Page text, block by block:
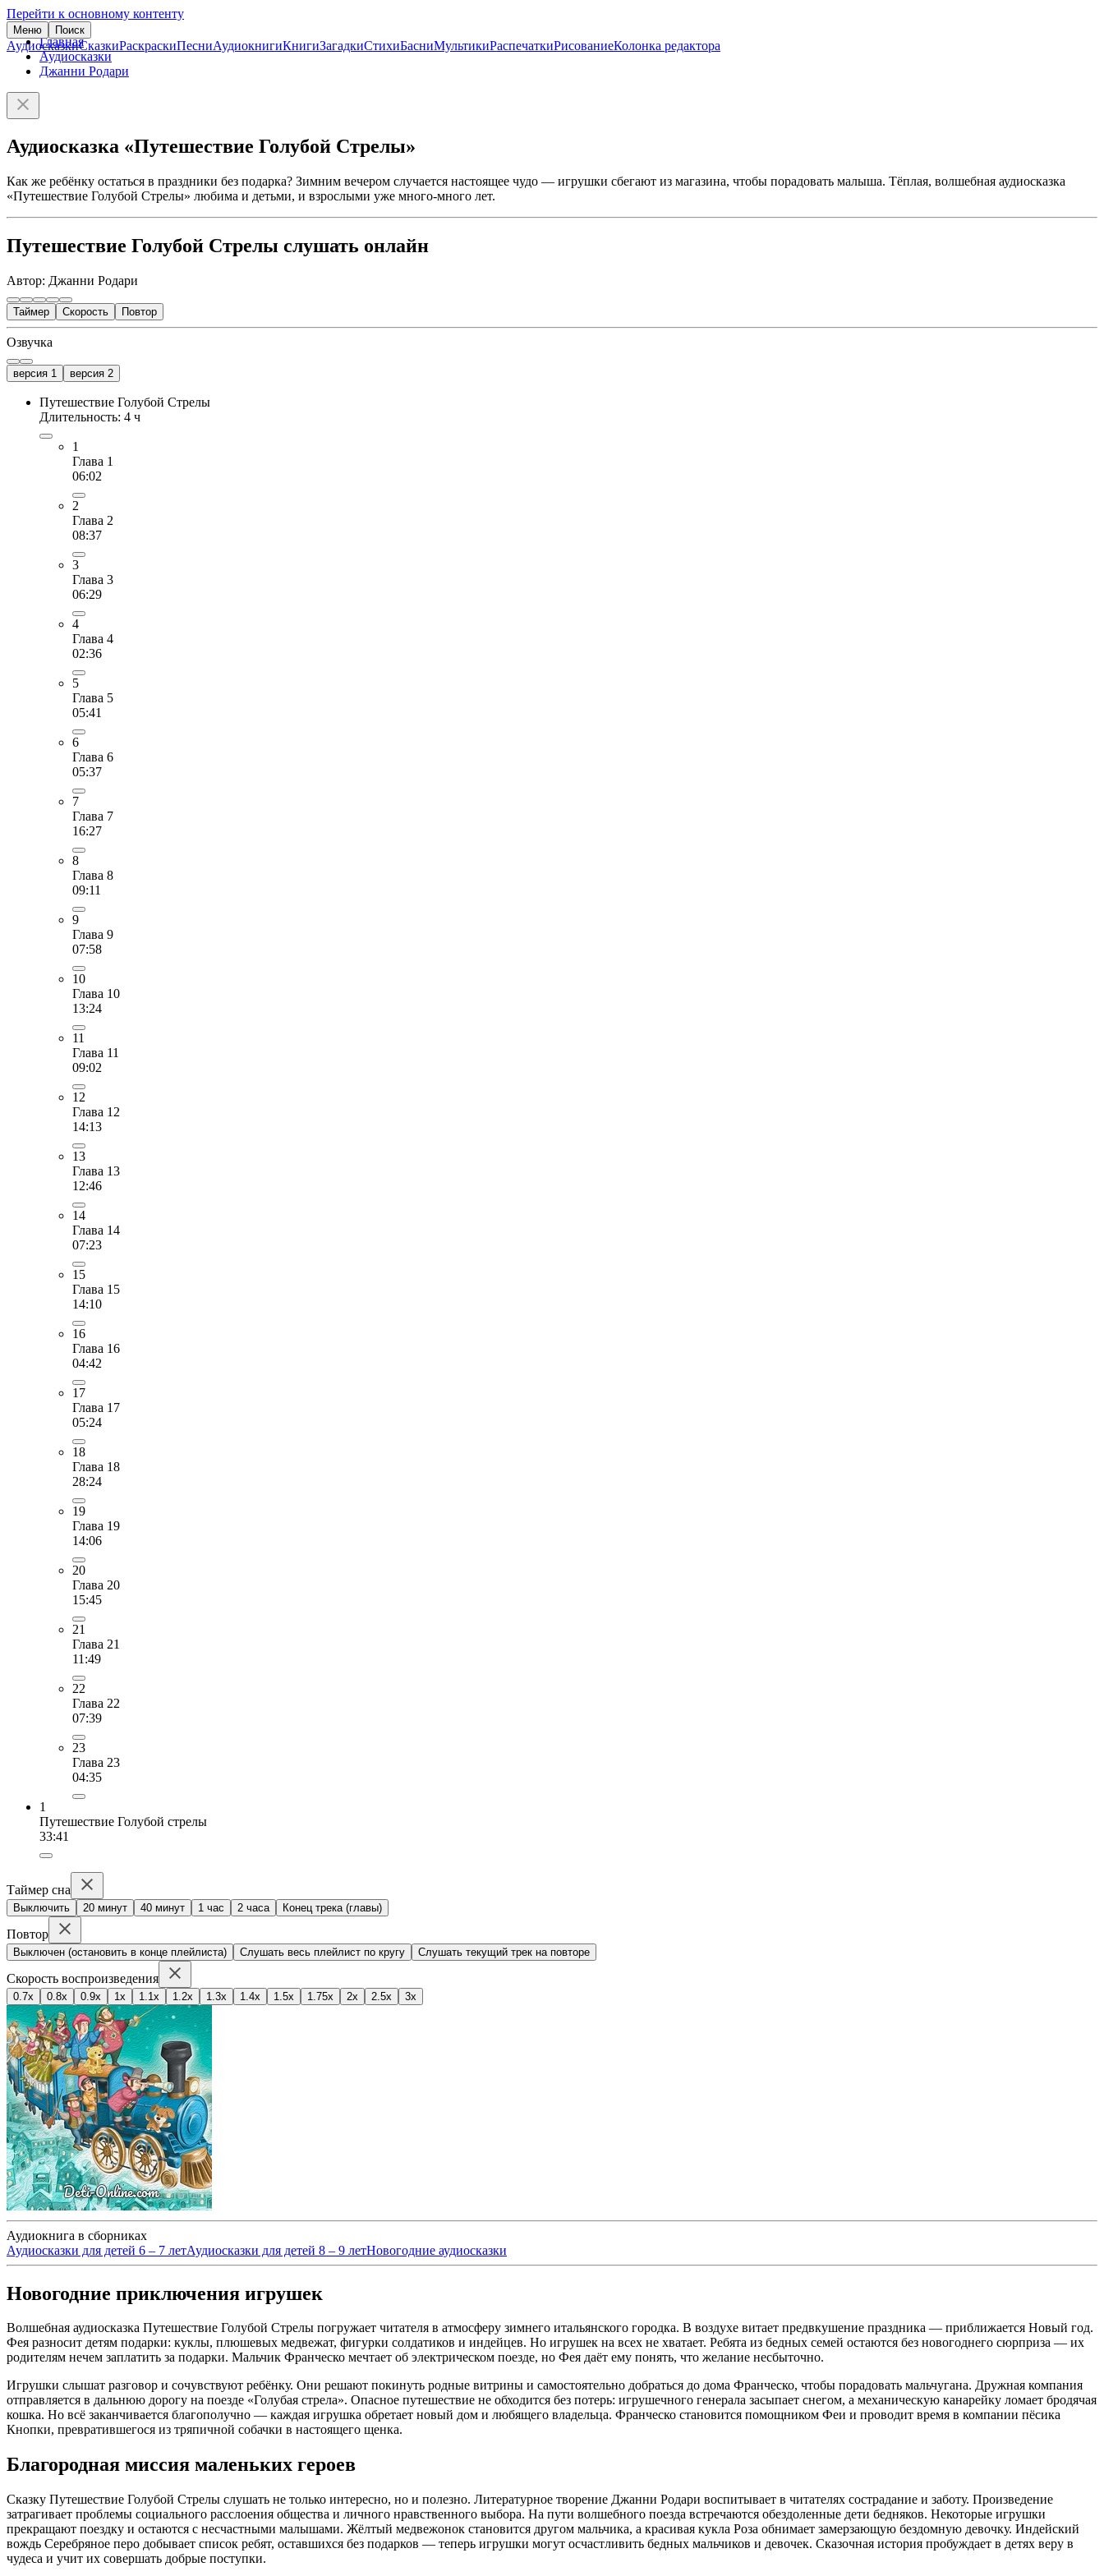
Перейти к основному контенту
Меню Поиск
АудиосказкиСказкиРаскраскиПесниАудиокнигиКнигиЗагадкиСтихиБасниМультикиРаспечаткиРисованиеКолонка редактора
Главная
Аудиосказки
Джанни Родари
Аудиосказка «Путешествие Голубой Стрелы»
Как же ребёнку остаться в праздники без подарка? Зимним вечером случается настоящее чудо — игрушки сбегают из магазина, чтобы порадовать малыша. Тёплая, волшебная аудиосказка
«Путешествие Голубой Стрелы» любима и детьми, и взрослыми уже много-много лет.
Путешествие Голубой Стрелы слушать онлайн
Автор: Джанни Родари
Таймер Скорость Повтор
Озвучка
версия 1 версия 2
Путешествие Голубой Стрелы
Длительность: 4 ч
1
Глава 1
06:02
2
Глава 2
08:37
3
Глава 3
06:29
4
Глава 4
02:36
5
Глава 5
05:41
6
Глава 6
05:37
7
Глава 7
16:27
8
Глава 8
09:11
9
Глава 9
07:58
10
Глава 10
13:24
11
Глава 11
09:02
12
Глава 12
14:13
13
Глава 13
12:46
14
Глава 14
07:23
15
Глава 15
14:10
16
Глава 16
04:42
17
Глава 17
05:24
18
Глава 18
28:24
19
Глава 19
14:06
20
Глава 20
15:45
21
Глава 21
11:49
22
Глава 22
07:39
23
Глава 23
04:35
1
Путешествие Голубой стрелы
33:41
Таймер сна
Выключить 20 минут 40 минут 1 час 2 часа Конец трека (главы)
Повтор
Выключен (остановить в конце плейлиста) Слушать весь плейлист по кругу Слушать текущий трек на повторе
Скорость воспроизведения
0.7x 0.8x 0.9x 1x 1.1x 1.2x 1.3x 1.4x 1.5x 1.75x 2x 2.5x 3x
Аудиокнига в сборниках
Аудиосказки для детей 6 – 7 летАудиосказки для детей 8 – 9 летНовогодние аудиосказки
Новогодние приключения игрушек
Волшебная аудиосказка Путешествие Голубой Стрелы погружает читателя в атмосферу зимнего итальянского городка. В воздухе витает предвкушение праздника — приближается Новый год.
Фея разносит детям подарки: куклы, плюшевых медвежат, фигурки солдатиков и индейцев. Но игрушек на всех не хватает. Ребята из бедных семей остаются без новогоднего сюрприза — их
родителям нечем заплатить за подарки. Мальчик Франческо мечтает об электрическом поезде, но Фея даёт ему понять, что желание несбыточно.
Игрушки слышат разговор и сочувствуют ребёнку. Они решают покинуть родные витрины и самостоятельно добраться до дома Франческо, чтобы порадовать мальчугана. Дружная компания
отправляется в дальнюю дорогу на поезде «Голубая стрела». Опасное путешествие не обходится без потерь: игрушечного генерала засыпает снегом, а механическую канарейку ломает бродячая
кошка. Но всё заканчивается благополучно — каждая игрушка обретает новый дом и любящего владельца. Франческо становится помощником Феи и проводит время в компании пёсика
Кнопки, превратившегося из тряпичной собачки в настоящего щенка.
Благородная миссия маленьких героев
Сказку Путешествие Голубой Стрелы слушать не только интересно, но и полезно. Литературное творение Джанни Родари воспитывает в читателях сострадание и заботу. Произведение
затрагивает проблемы социального расслоения общества и личного нравственного выбора. На пути волшебного поезда встречаются обездоленные дети бедняков. Некоторые игрушки
прекращают поездку и остаются с несчастными малышами. Жёлтый медвежонок становится другом мальчика, а красивая кукла Роза обнимает замерзающую бездомную девочку. Индейский
вождь Серебряное перо добывает список ребят, оставшихся без подарков — теперь игрушки могут осчастливить бедных мальчиков и девочек. Сказочная история пробуждает в детях веру в
чудеса и учит их совершать добрые поступки.